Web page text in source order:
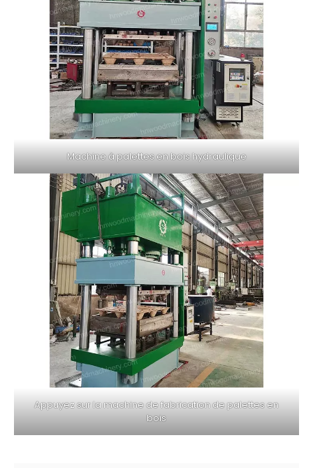
Machine à palettes en bois hydraulique
Appuyez sur la machine de fabrication de palettes en
bois